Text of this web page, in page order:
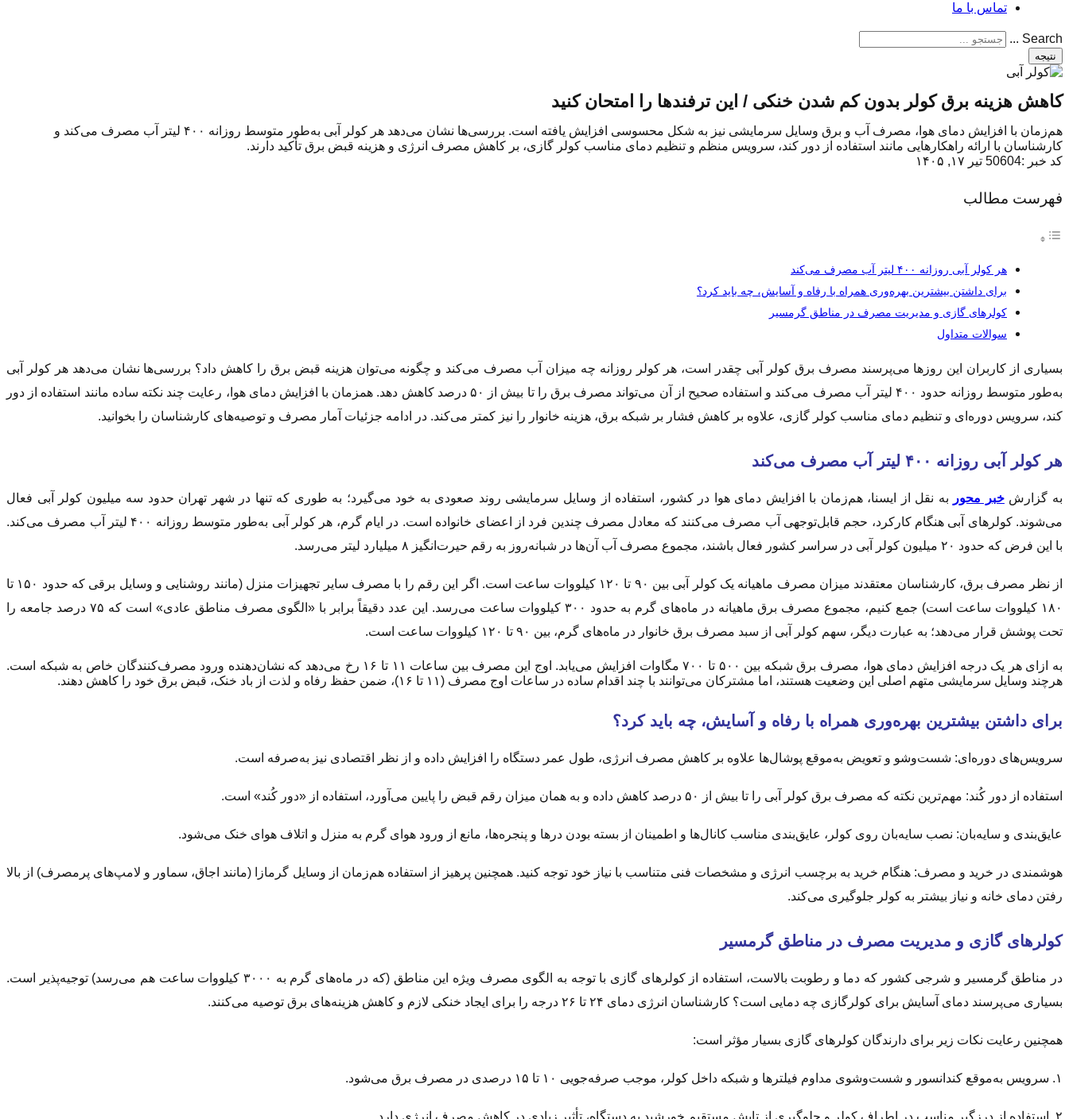
تماس با ما
Search ...
نتیجه
کاهش هزینه برق کولر بدون کم شدن خنکی / این ترفندها را امتحان کنید
هم‌زمان با افزایش دمای هوا، مصرف آب و برق وسایل سرمایشی نیز به شکل محسوسی افزایش یافته است. بررسی‌ها نشان می‌دهد هر کولر آبی به‌طور متوسط روزانه ۴۰۰ لیتر آب مصرف می‌کند و
کارشناسان با ارائه راهکارهایی مانند استفاده از دور کند، سرویس منظم و تنظیم دمای مناسب کولر گازی، بر کاهش مصرف انرژی و هزینه قبض برق تأکید دارند.
کد خبر :50604
تیر ۱۷, ۱۴۰۵
فهرست مطالب
هر کولر آبی روزانه ۴۰۰ لیتر آب مصرف می‌کند
برای داشتن بیشترین بهره‌وری همراه با رفاه و آسایش، چه باید کرد؟
کولرهای گازی و مدیریت مصرف در مناطق گرمسیر
سوالات متداول
بسیاری از کاربران این روزها می‌پرسند مصرف برق کولر آبی چقدر است، هر کولر روزانه چه میزان آب مصرف می‌کند و چگونه می‌توان هزینه قبض برق را کاهش داد؟ بررسی‌ها نشان می‌دهد هر کولر آبی
به‌طور متوسط روزانه حدود ۴۰۰ لیتر آب مصرف می‌کند و استفاده صحیح از آن می‌تواند مصرف برق را تا بیش از ۵۰ درصد کاهش دهد. همزمان با افزایش دمای هوا، رعایت چند نکته ساده مانند استفاده از دور
کند، سرویس دوره‌ای و تنظیم دمای مناسب کولر گازی، علاوه بر کاهش فشار بر شبکه برق، هزینه خانوار را نیز کمتر می‌کند. در ادامه جزئیات آمار مصرف و توصیه‌های کارشناسان را بخوانید.
هر کولر آبی روزانه ۴۰۰ لیتر آب مصرف می‌کند
به گزارشخبر محور
به نقل از ایسنا، هم‌زمان با افزایش دمای هوا در کشور، استفاده از وسایل سرمایشی روند صعودی به خود می‌گیرد؛ به طوری که تنها در شهر تهران حدود سه میلیون کولر آبی فعال
می‌شوند. کولرهای آبی هنگام کارکرد، حجم قابل‌توجهی آب مصرف می‌کنند که معادل مصرف چندین فرد از اعضای خانواده است. در ایام گرم، هر کولر آبی به‌طور متوسط روزانه ۴۰۰ لیتر آب مصرف می‌کند.
با این فرض که حدود ۲۰ میلیون کولر آبی در سراسر کشور فعال باشند، مجموع مصرف آب آن‌ها در شبانه‌روز به رقم حیرت‌انگیز ۸ میلیارد لیتر می‌رسد.
از نظر مصرف برق، کارشناسان معتقدند میزان مصرف ماهیانه یک کولر آبی بین ۹۰ تا ۱۲۰ کیلووات ساعت است. اگر این رقم را با مصرف سایر تجهیزات منزل (مانند روشنایی و وسایل برقی که حدود ۱۵۰ تا
۱۸۰ کیلووات ساعت است) جمع کنیم، مجموع مصرف برق ماهیانه در ماه‌های گرم به حدود ۳۰۰ کیلووات ساعت می‌رسد. این عدد دقیقاً برابر با «الگوی مصرف مناطق عادی» است که ۷۵ درصد جامعه را
تحت پوشش قرار می‌دهد؛ به عبارت دیگر، سهم کولر آبی از سبد مصرف برق خانوار در ماه‌های گرم، بین ۹۰ تا ۱۲۰ کیلووات ساعت است.
به ازای هر یک درجه افزایش دمای هوا، مصرف برق شبکه بین ۵۰۰ تا ۷۰۰ مگاوات افزایش می‌یابد. اوج این مصرف بین ساعات ۱۱ تا ۱۶ رخ می‌دهد که نشان‌دهنده ورود مصرف‌کنندگان خاص به شبکه است.
هرچند وسایل سرمایشی متهم اصلی این وضعیت هستند، اما مشترکان می‌توانند با چند اقدام ساده در ساعات اوج مصرف (۱۱ تا ۱۶)، ضمن حفظ رفاه و لذت از باد خنک، قبض برق خود را کاهش دهند.
برای داشتن بیشترین بهره‌وری همراه با رفاه و آسایش، چه باید کرد؟
سرویس‌های دوره‌ای: شست‌وشو و تعویض به‌موقع پوشال‌ها علاوه بر کاهش مصرف انرژی، طول عمر دستگاه را افزایش داده و از نظر اقتصادی نیز به‌صرفه است.
استفاده از دور کُند: مهم‌ترین نکته که مصرف برق کولر آبی را تا بیش از ۵۰ درصد کاهش داده و به همان میزان رقم قبض را پایین می‌آورد، استفاده از «دور کُند» است.
عایق‌بندی و سایه‌بان: نصب سایه‌بان روی کولر، عایق‌بندی مناسب کانال‌ها و اطمینان از بسته بودن درها و پنجره‌ها، مانع از ورود هوای گرم به منزل و اتلاف هوای خنک می‌شود.
هوشمندی در خرید و مصرف: هنگام خرید به برچسب انرژی و مشخصات فنی متناسب با نیاز خود توجه کنید. همچنین پرهیز از استفاده هم‌زمان از وسایل گرمازا (مانند اجاق، سماور و لامپ‌های پرمصرف) از بالا
رفتن دمای خانه و نیاز بیشتر به کولر جلوگیری می‌کند.
کولرهای گازی و مدیریت مصرف در مناطق گرمسیر
در مناطق گرمسیر و شرجی کشور که دما و رطوبت بالاست، استفاده از کولرهای گازی با توجه به الگوی مصرف ویژه این مناطق (که در ماه‌های گرم به ۳۰۰۰ کیلووات ساعت هم می‌رسد) توجیه‌پذیر است.
بسیاری می‌پرسند دمای آسایش برای کولرگازی چه دمایی است؟ کارشناسان انرژی دمای ۲۴ تا ۲۶ درجه را برای ایجاد خنکی لازم و کاهش هزینه‌های برق توصیه می‌کنند.
همچنین رعایت نکات زیر برای دارندگان کولرهای گازی بسیار مؤثر است:
۱. سرویس به‌موقع کندانسور و شست‌وشوی مداوم فیلترها و شبکه داخل کولر، موجب صرفه‌جویی ۱۰ تا ۱۵ درصدی در مصرف برق می‌شود.
۲. استفاده از درزگیر مناسب در اطراف کولر و جلوگیری از تابش مستقیم خورشید به دستگاه، تأثیر زیادی در کاهش مصرف انرژی دارد.